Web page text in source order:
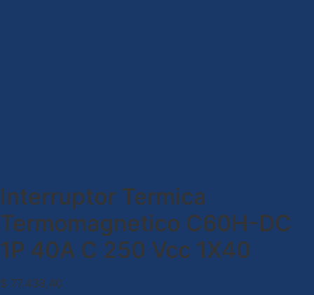
Interruptor Termica
Termomagnetico C60H-DC
1P 40A C 250 Vcc 1X40
$ 77.438,40